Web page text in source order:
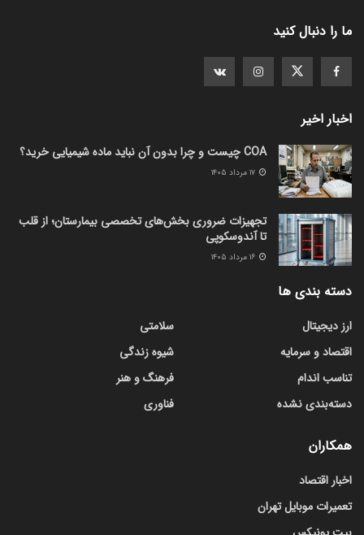
ما را دنبال کنید
اخبار اخیر
COA چیست و چرا بدون آن نباید ماده شیمیایی خرید؟
تجهیزات ضروری بخش‌های تخصصی بیمارستان؛ از قلب
تا آندوسکوپی
دسته بندی ها
ارز دیجیتال
اقتصاد و سرمایه
تناسب اندام
دسته‌بندی نشده
سلامتی
شیوه زندگی
فرهنگ و هنر
فناوری
همکاران
اخبار اقتصاد
تعمیرات موبایل تهران